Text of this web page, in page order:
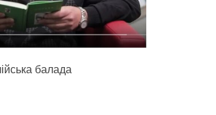
балада